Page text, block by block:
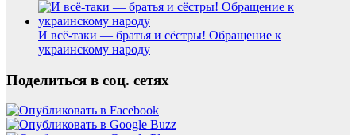
И всё-таки — братья и сёстры! Обращение к
украинскому народу
Поделиться в соц. сетях